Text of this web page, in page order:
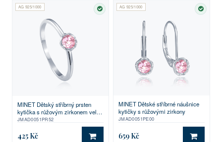
AG 925/1000
SKLADEM
MINET Dětský stříbrný prsten
kytička s růžovým zirkonem vel.
52
JMAD0051PR52
425 Kč DO KOŠÍKU
AG 925/1000
MINET Dětské stříbrné náušnice
kytičky s růžovými zirkony
JMAD0051PE00
659 Kč DO